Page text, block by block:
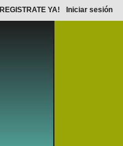
REGISTRATE YA! Iniciar sesión